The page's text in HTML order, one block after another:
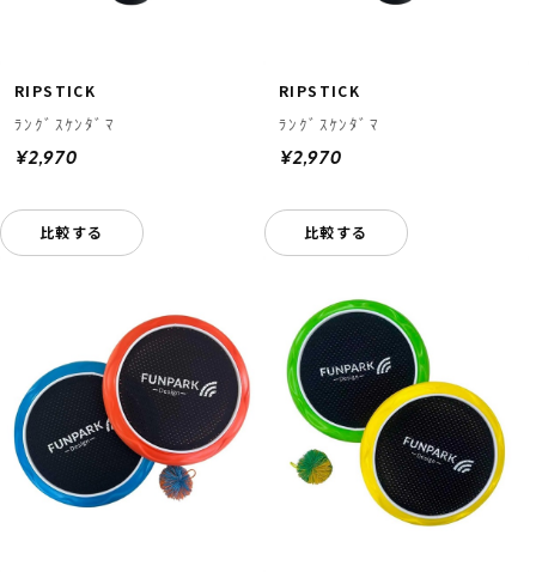
RIPSTICK
ﾗﾝｸﾞｽｹﾝﾀﾞﾏ
¥2,970
比較する
RIPSTICK
ﾗﾝｸﾞｽｹﾝﾀﾞﾏ
¥2,970
比較する